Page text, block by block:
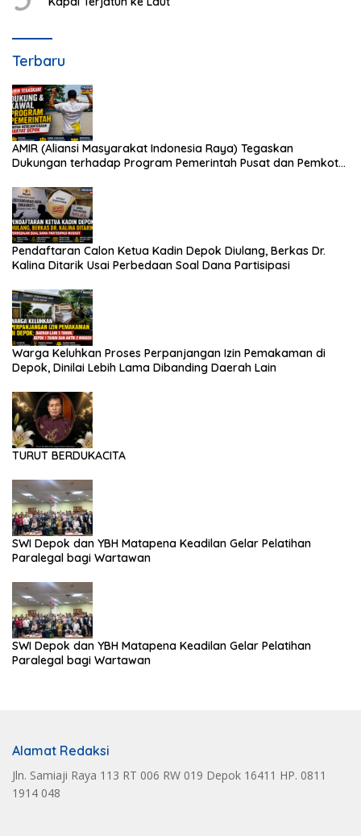
Terbaru
AMIR (Aliansi Masyarakat Indonesia Raya) Tegaskan
Dukungan terhadap Program Pemerintah Pusat dan Pemkot
Pendaftaran Calon Ketua Kadin Depok Diulang, Berkas Dr.
Kalina Ditarik Usai Perbedaan Soal Dana Partisipasi
Warga Keluhkan Proses Perpanjangan Izin Pemakaman di
Depok, Dinilai Lebih Lama Dibanding Daerah Lain
TURUT BERDUKACITA
SWI Depok dan YBH Matapena Keadilan Gelar Pelatihan
Paralegal bagi Wartawan
SWI Depok dan YBH Matapena Keadilan Gelar Pelatihan
Paralegal bagi Wartawan
Alamat Redaksi
Jln. Samiaji Raya 113 RT 006 RW 019 Depok 16411 HP. 0811
1914 048